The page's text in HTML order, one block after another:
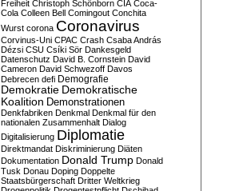
Freiheit Christoph Schönborn CIA Coca-
Cola Colleen Bell Comingout Conchita
Wurst corona Coronavirus
Corvinus-Uni CPAC Crash Csaba András
Dézsi CSU Csíki Sör Dankesgeld
Datenschutz David B. Cornstein David
Cameron David Schwezoff Davos
Debrecen defi Demografie
Demokratie Demokratische
Koalition Demonstrationen
Denkfabriken Denkmal Denkmal für den
nationalen Zusammenhalt Dialog
Digitalisierung Diplomatie
Direktmandat Diskriminierung Diäten
Dokumentation Donald Trump Donald
Tusk Donau Doping Doppelte
Staatsbürgerschaft Dritter Weltkrieg